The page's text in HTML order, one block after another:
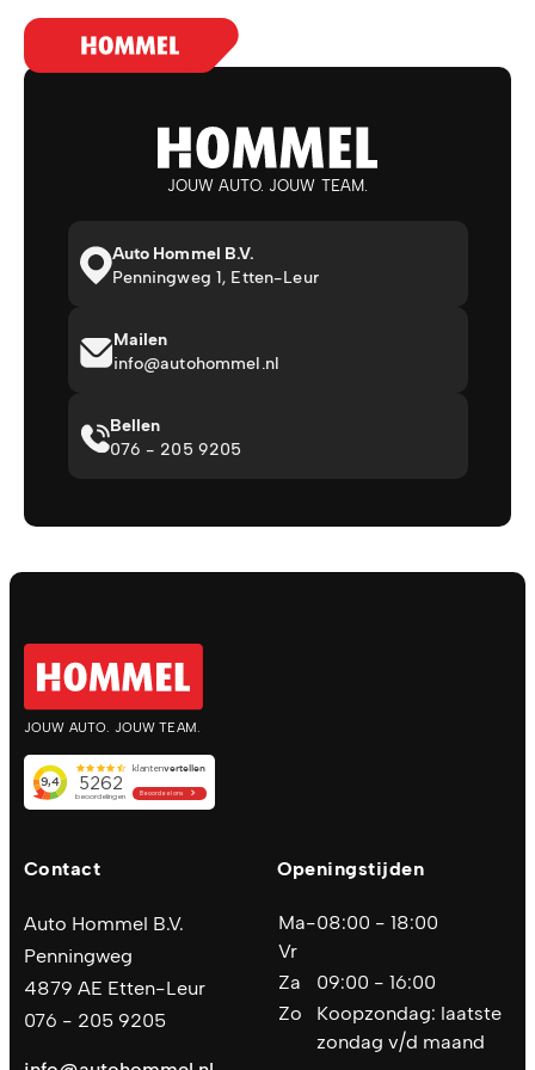
JOUW AUTO. JOUW TEAM.
Auto Hommel B.V.
Penningweg 1, Etten-Leur
Mailen
info@autohommel.nl
Bellen
076 - 205 9205
JOUW AUTO. JOUW TEAM.
Contact
Auto Hommel B.V.
Penningweg
4879 AE Etten-Leur
076 - 205 9205
Openingstijden
Ma-
Vr
08:00 - 18:00
Za
09:00 - 16:00
Zo
Koopzondag: laatste
zondag v/d maand